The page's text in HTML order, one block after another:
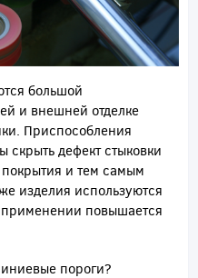
большой
и внешней отделке
Приспособления
скрыть дефект стыковки
покрытия и тем самым
изделия используются
применении повышается
пороги?